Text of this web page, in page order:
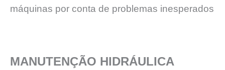
máquinas por conta de problemas inesperados
MANUTENÇÃO HIDRÁULICA